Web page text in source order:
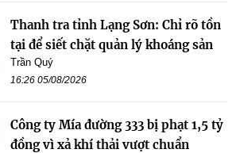
Thanh tra tỉnh Lạng Sơn: Chỉ rõ tồn
tại để siết chặt quản lý khoáng sản
Trần Quý
16:26 05/08/2026
Công ty Mía đường 333 bị phạt 1,5 tỷ
đồng vì xả khí thải vượt chuẩn